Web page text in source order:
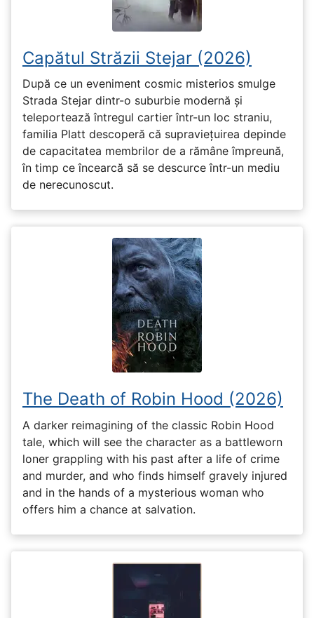
Capătul Străzii Stejar (2026)
După ce un eveniment cosmic misterios smulge
Strada Stejar dintr-o suburbie modernă și
teleportează întregul cartier într-un loc straniu,
familia Platt descoperă că supraviețuirea depinde
de capacitatea membrilor de a rămâne împreună,
în timp ce încearcă să se descurce într-un mediu
de nerecunoscut.
The Death of Robin Hood (2026)
A darker reimagining of the classic Robin Hood
tale, which will see the character as a battleworn
loner grappling with his past after a life of crime
and murder, and who finds himself gravely injured
and in the hands of a mysterious woman who
offers him a chance at salvation.